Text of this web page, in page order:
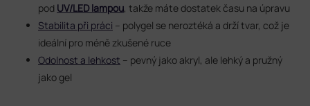
pod UV/LED lampou, takže máte dostatek času na úpravu
Stabilita při práci – polygel se neroztéká a drží tvar, což je
ideální pro méně zkušené ruce
Odolnost a lehkost – pevný jako akryl, ale lehký a pružný
jako gel